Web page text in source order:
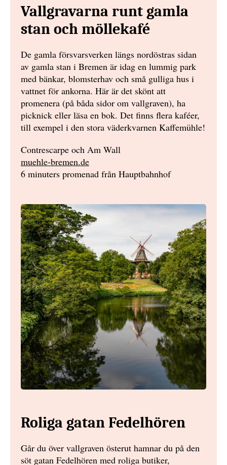
Vallgravarna runt gamla
stan och möllekafé
De gamla försvarsverken längs nordöstras sidan
av gamla stan i Bremen är idag en lummig park
med bänkar, blomsterhav och små gulliga hus i
vattnet för ankorna. Här är det skönt att
promenera (på båda sidor om vallgraven), ha
picknick eller läsa en bok. Det finns flera kaféer,
till exempel i den stora väderkvarnen Kaffemühle!
Contrescarpe och Am Wall
muehle-bremen.de
6 minuters promenad från Hauptbahnhof
Roliga gatan Fedelhören
Går du över vallgraven österut hamnar du på den
söt gatan Fedelhören med roliga butiker,